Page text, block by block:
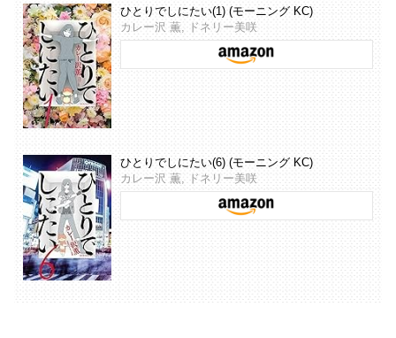
ひとりでしにたい(1) (モーニング KC)
カレー沢 薫, ドネリー美咲
ひとりでしにたい(6) (モーニング KC)
カレー沢 薫, ドネリー美咲